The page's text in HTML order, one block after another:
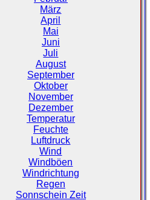
März
April
Mai
Juni
Juli
August
September
Oktober
November
Dezember
Temperatur
Feuchte
Luftdruck
Wind
Windböen
Windrichtung
Regen
Sonnschein Zeit